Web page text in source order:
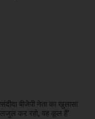
बीजेपी नेता का खुलासा
कर रहो, वह कूल हैं’